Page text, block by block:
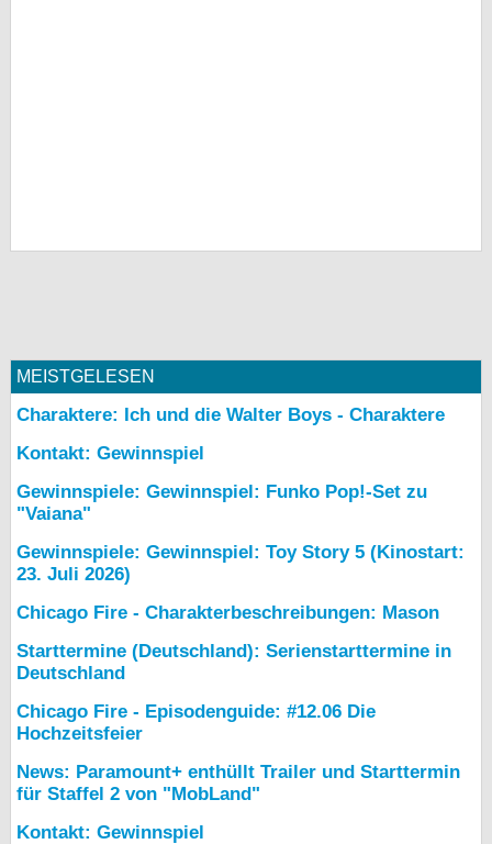
MEISTGELESEN
Charaktere: Ich und die Walter Boys - Charaktere
Kontakt: Gewinnspiel
Gewinnspiele: Gewinnspiel: Funko Pop!-Set zu
"Vaiana"
Gewinnspiele: Gewinnspiel: Toy Story 5 (Kinostart:
23. Juli 2026)
Chicago Fire - Charakterbeschreibungen: Mason
Starttermine (Deutschland): Serienstarttermine in
Deutschland
Chicago Fire - Episodenguide: #12.06 Die
Hochzeitsfeier
News: Paramount+ enthüllt Trailer und Starttermin
für Staffel 2 von "MobLand"
Kontakt: Gewinnspiel